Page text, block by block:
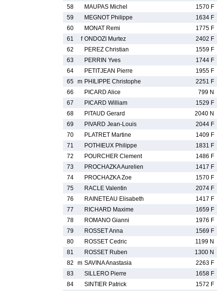
58
MAUPAS Michel
1570 F
59
MEGNOT Philippe
1634 F
60
MONAT Remi
1775 F
61
f ONDOZI Murtez
2402 F
62
PEREZ Christian
1559 F
63
PERRIN Yves
1744 F
64
PETITJEAN Pierre
1955 F
65 m PHILIPPE Christophe
2251 F
66
PICARD Alice
799 N
67
PICARD William
1529 F
68
PITAUD Gerard
2040 N
69
PIVARD Jean-Louis
2044 F
70
PLATRET Martine
1409 F
71
POTHIEUX Philippe
1831 F
72
POURCHER Clement
1486 F
73
PROCHAZKA Aurelien
1417 F
74
PROCHAZKA Zoe
1570 F
75
RACLE Valentin
2074 F
76
RAINETEAU Elisabeth
1417 F
77
RICHARD Maxime
1659 F
78
ROMANO Gianni
1976 F
79
ROSSET Anna
1569 F
80
ROSSET Cedric
1199 N
81
ROSSET Ruben
1300 N
82
m SAVINA Anastasia
2263 F
83
SILLERO Pierre
1658 F
84
SINTIER Patrick
1572 F